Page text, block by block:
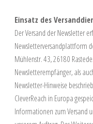
Einsatz des
Der Versand der Newsletter
Newsletterversandplattform
Mühlenstr. 43, 26180
Newsletterempfänger, als
Newsletter-Hinweise
CleverReach in Europa
Informationen zum Versand